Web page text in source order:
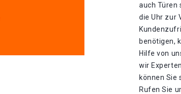
auch Türen
die Uhr zur
benötigen,
Hilfe von
wir
können Sie
Rufen Sie